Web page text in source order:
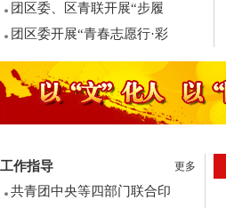
团区委、区青联开展“步履
团区委开展“青春志愿行·彩
工作指导 更多
共青团中央等四部门联合印